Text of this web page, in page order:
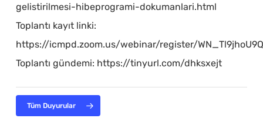
gelistirilmesi-hibeprogrami-dokumanlari.html
Toplantı kayıt linki:
https://icmpd.zoom.us/webinar/register/
Toplantı gündemi: https://tinyurl.com/dhksxejt
Tüm Duyurular